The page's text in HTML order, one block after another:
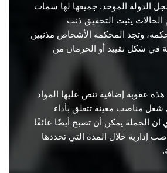
الدولة الموحد. جميعها لها سمات
يثبت التحقيق ذنب
وتجد المحكمة الأشخاص مذنبين
في شكل تقييد أو الحرمان من
هذه عقوبة إضافية تنص عليها المواد
مناصب معينة تتعلق بأداء
أن الجملة يمكن أن تصبح أيضًا عائقًا
إدارية خلال المدة التي تحددها